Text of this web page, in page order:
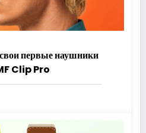
первые наушники
Clip Pro